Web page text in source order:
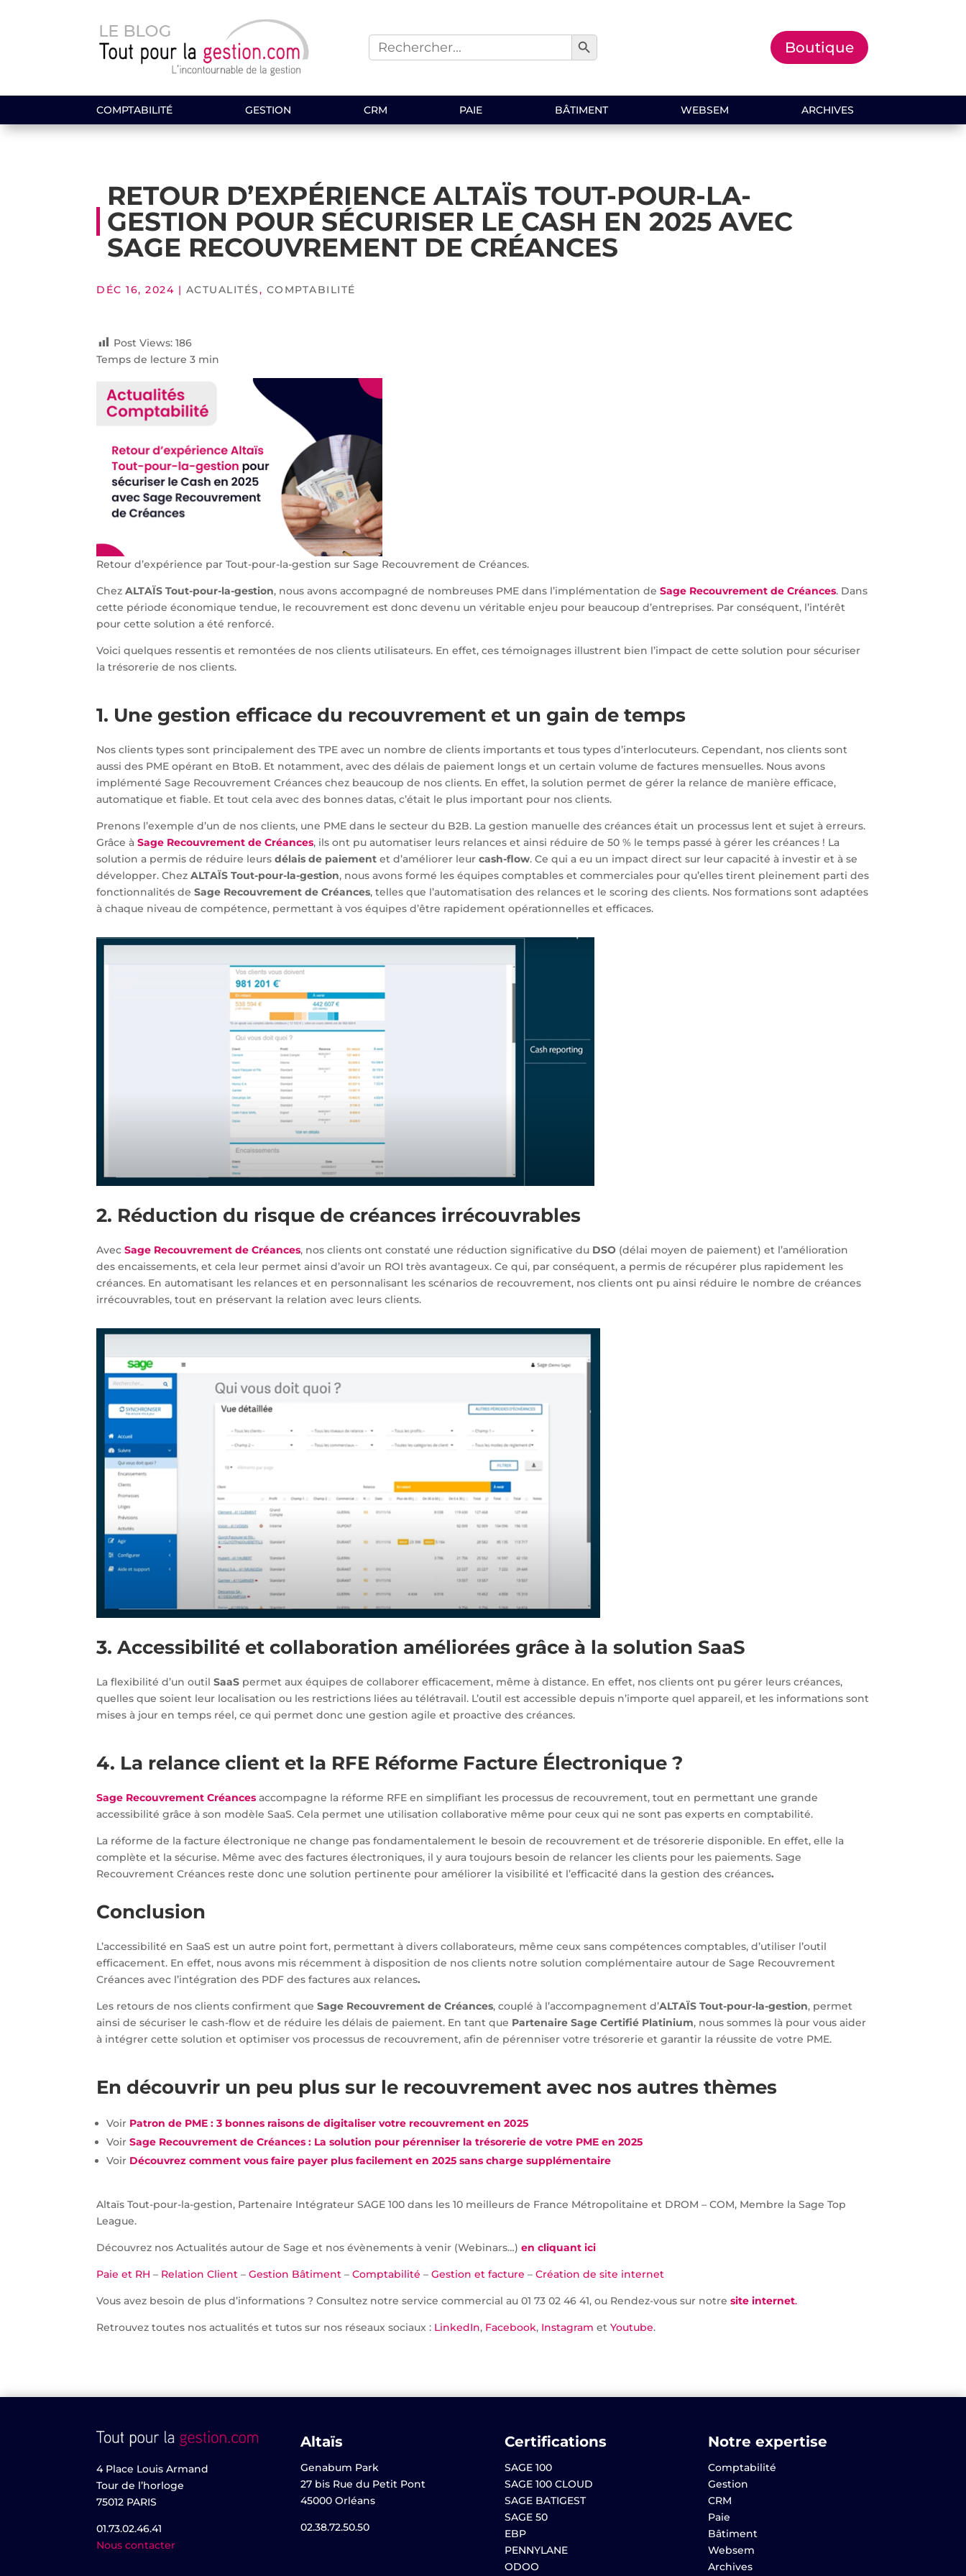
Search
for:
Search Button
Boutique
COMPTABILITÉ GESTION CRM PAIE BÂTIMENT WEBSEM ARCHIVES
RETOUR D’EXPÉRIENCE ALTAÏS TOUT-POUR-LA-
GESTION POUR SÉCURISER LE CASH EN 2025 AVEC
SAGE RECOUVREMENT DE CRÉANCES
DÉC 16, 2024 | ACTUALITÉS, COMPTABILITÉ
Post Views: 186
Temps de lecture 3 min
Retour d’expérience par Tout-pour-la-gestion sur Sage Recouvrement de Créances.
ChezALTAÏS Tout-pour-la-gestion, nous avons accompagné de nombreuses PME dans l’implémentation deSage Recouvrement de Créances. Dans
cette période économique tendue, le recouvrement est donc devenu un véritable enjeu pour beaucoup d’entreprises. Par conséquent, l’intérêt
pour cette solution a été renforcé.
Voici quelques ressentis et remontées de nos clients utilisateurs. En effet, ces témoignages illustrent bien l’impact de cette solution pour sécuriser
la trésorerie de nos clients.
1. Une gestion efficace du recouvrement et un gain de temps
Nos clients types sont principalement des TPE avec un nombre de clients importants et tous types d’interlocuteurs. Cependant, nos clients sont
aussi des PME opérant en BtoB. Et notamment, avec des délais de paiement longs et un certain volume de factures mensuelles. Nous avons
implémenté Sage Recouvrement Créances chez beaucoup de nos clients. En effet, la solution permet de gérer la relance de manière efficace,
automatique et fiable. Et tout cela avec des bonnes datas, c’était le plus important pour nos clients.
Prenons l’exemple d’un de nos clients, une PME dans le secteur du B2B. La gestion manuelle des créances était un processus lent et sujet à erreurs.
Grâce àSage Recouvrement de Créances, ils ont pu automatiser leurs relances et ainsi réduire de 50 % le temps passé à gérer les créances ! La
solution a permis de réduire leursdélais de paiement et d’améliorer leurcash-flow. Ce qui a eu un impact direct sur leur capacité à investir et à se
développer. ChezALTAÏS Tout-pour-la-gestion, nous avons formé les équipes comptables et commerciales pour qu’elles tirent pleinement parti des
fonctionnalités deSage Recouvrement de Créances, telles que l’automatisation des relances et le scoring des clients. Nos formations sont adaptées
à chaque niveau de compétence, permettant à vos équipes d’être rapidement opérationnelles et efficaces.
2. Réduction du risque de créances irrécouvrables
AvecSage Recouvrement de Créances, nos clients ont constaté une réduction significative du DSO (délai moyen de paiement) et l’amélioration
des encaissements, et cela leur permet ainsi d’avoir un ROI très avantageux. Ce qui, par conséquent, a permis de récupérer plus rapidement les
créances. En automatisant les relances et en personnalisant les scénarios de recouvrement, nos clients ont pu ainsi réduire le nombre de créances
irrécouvrables, tout en préservant la relation avec leurs clients.
3. Accessibilité et collaboration améliorées grâce à la solution SaaS
La flexibilité d’un outilSaaS permet aux équipes de collaborer efficacement, même à distance. En effet, nos clients ont pu gérer leurs créances,
quelles que soient leur localisation ou les restrictions liées au télétravail. L’outil est accessible depuis n’importe quel appareil, et les informations sont
mises à jour en temps réel, ce qui permet donc une gestion agile et proactive des créances.
4. La relance client et la RFE Réforme Facture Électronique ?
Sage Recouvrement Créances accompagne la réforme RFE en simplifiant les processus de recouvrement, tout en permettant une grande
accessibilité grâce à son modèle SaaS. Cela permet une utilisation collaborative même pour ceux qui ne sont pas experts en comptabilité.
La réforme de la facture électronique ne change pas fondamentalement le besoin de recouvrement et de trésorerie disponible. En effet, elle la
complète et la sécurise. Même avec des factures électroniques, il y aura toujours besoin de relancer les clients pour les paiements. Sage
Recouvrement Créances reste donc une solution pertinente pour améliorer la visibilité et l’efficacité dans la gestion des créances.
Conclusion
L’accessibilité en SaaS est un autre point fort, permettant à divers collaborateurs, même ceux sans compétences comptables, d’utiliser l’outil
efficacement. En effet, nous avons mis récemment à disposition de nos clients notre solution complémentaire autour de Sage Recouvrement
Créances avec l’intégration des PDF des factures aux relances.
Les retours de nos clients confirment queSage Recouvrement de Créances, couplé à l’accompagnement d’ALTAÏS Tout-pour-la-gestion, permet
ainsi de sécuriser le cash-flow et de réduire les délais de paiement. En tant que Partenaire Sage Certifié Platinium, nous sommes là pour vous aider
à intégrer cette solution et optimiser vos processus de recouvrement, afin de pérenniser votre trésorerie et garantir la réussite de votre PME.
En découvrir un peu plus sur le recouvrement avec nos autres thèmes
Voir Patron de PME : 3 bonnes raisons de digitaliser votre recouvrement en 2025
VoirSage Recouvrement de Créances : La solution pour pérenniser la trésorerie de votre PME en 2025
Voir Découvrez comment vous faire payer plus facilement en 2025 sans charge supplémentaire
Altaïs Tout-pour-la-gestion, Partenaire Intégrateur SAGE 100 dans les 10 meilleurs de France Métropolitaine et DROM – COM, Membre la Sage Top
League.
Découvrez nos Actualités autour de Sage et nos évènements à venir (Webinars…)en cliquant ici
Paie et RH – Relation Client –Gestion Bâtiment –Comptabilité –Gestion et facture –Création de site internet
Vous avez besoin de plus d’informations ? Consultez notre service commercial au 01 73 02 46 41, ou Rendez-vous sur notresite internet.
Retrouvez toutes nos actualités et tutos sur nos réseaux sociaux : LinkedIn, Facebook, Instagram etYoutube.
4 Place Louis Armand
Tour de l’horloge
75012 PARIS
01.73.02.46.41
Nous contacter
Altaïs
Genabum Park
27 bis Rue du Petit Pont
45000 Orléans
02.38.72.50.50
Certifications
SAGE 100
SAGE 100 CLOUD
SAGE BATIGEST
SAGE 50
EBP
PENNYLANE
ODOO
Notre expertise
Comptabilité
Gestion
CRM
Paie
Bâtiment
Websem
Archives